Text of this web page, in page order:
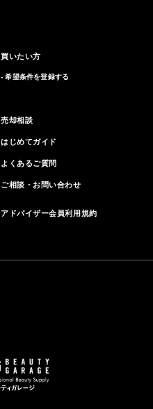
買いたい方
- 希望条件を登録する
売却相談
はじめてガイド
よくあるご質問
ご相談・お問い合わせ
アドバイザー会員利用規約